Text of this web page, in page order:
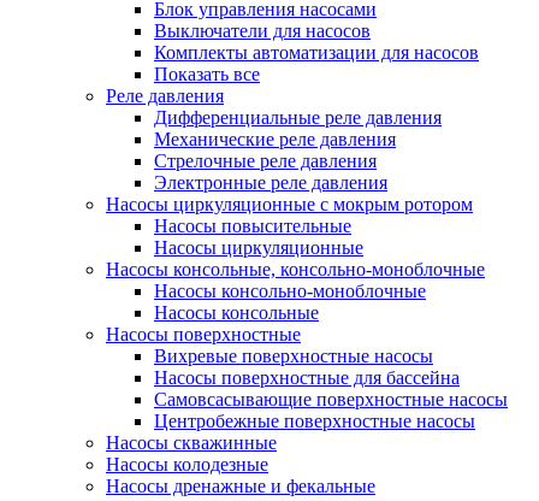
Блок управления насосами
Выключатели для насосов
Комплекты автоматизации для насосов
Показать все
Реле давления
Дифференциальные реле давления
Механические реле давления
Стрелочные реле давления
Электронные реле давления
Насосы циркуляционные с мокрым ротором
Насосы повысительные
Насосы циркуляционные
Насосы консольные, консольно-моноблочные
Насосы консольно-моноблочные
Насосы консольные
Насосы поверхностные
Вихревые поверхностные насосы
Насосы поверхностные для бассейна
Самовсасывающие поверхностные насосы
Центробежные поверхностные насосы
Насосы скважинные
Насосы колодезные
Насосы дренажные и фекальные